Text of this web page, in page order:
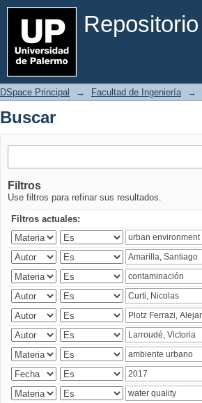
Buscar
DSpace Principal → Facultad de Ingeniería →
Buscar
Filtros
Use filtros para refinar sus resultados.
Filtros actuales: